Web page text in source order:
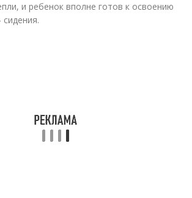
и ребенок вполне готов к освоению